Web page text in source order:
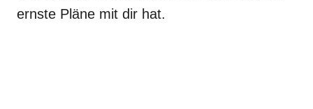
ernste Pläne mit dir hat.